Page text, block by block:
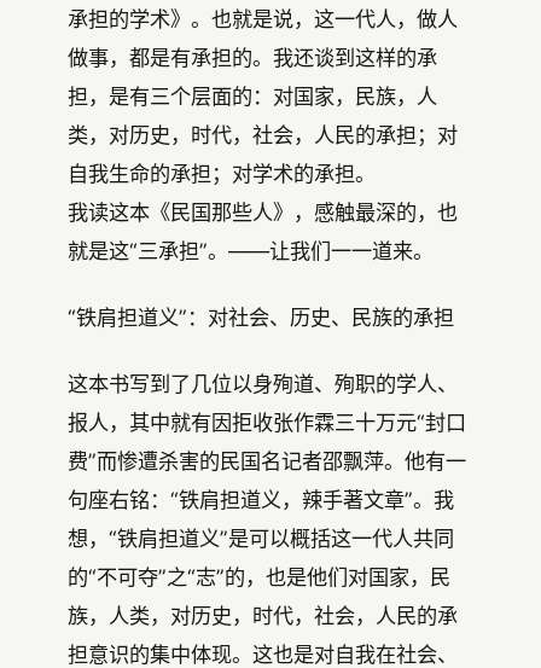
承担的学术》。也就是说，这一代人，做人
做事，都是有承担的。我还谈到这样的承
担，是有三个层面的：对国家，民族，人
类，对历史，时代，社会，人民的承担；对
自我生命的承担；对学术的承担。
我读这本《民国那些人》，感触最深的，也
就是这“三承担”。——让我们一一道来。
“铁肩担道义”：对社会、历史、民族的承担
这本书写到了几位以身殉道、殉职的学人、
报人，其中就有因拒收张作霖三十万元“封口
费”而惨遭杀害的民国名记者邵飘萍。他有一
句座右铭：“铁肩担道义，辣手著文章”。我
想，“铁肩担道义”是可以概括这一代人共同
的“不可夺”之“志”的，也是他们对国家，民
族，人类，对历史，时代，社会，人民的承
担意识的集中体现。这也是对自我在社会、